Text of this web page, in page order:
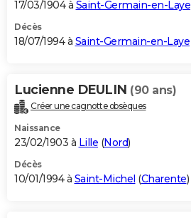
17/03/1904 à Saint-Germain-en-Laye
Décès
18/07/1994 à Saint-Germain-en-Laye
Lucienne DEULIN (90 ans)
Créer une cagnotte obsèques
Naissance
23/02/1903 à Lille (Nord)
Décès
10/01/1994 à Saint-Michel (Charente)